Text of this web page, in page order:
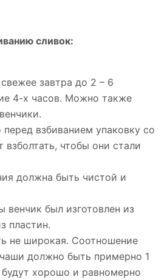
сливок:
завтра до 2 – 6
4-х часов. Можно также
взбиванием упаковку со
взболтать, чтобы они стали
должна быть чистой и
венчик был изготовлен из
пластин.
не широкая. Соотношение
должно быть примерно 1
будут хорошо и равномерно